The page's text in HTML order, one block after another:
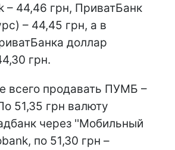
– 44,46 грн, ПриватБанк
– 44,45 грн, а в
доллар
грн.
всего продавать ПУМБ –
51,35 грн валюту
через ''Мобильный
по 51,30 грн –